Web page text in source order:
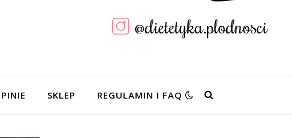
SKLEP REGULAMIN I FAQ